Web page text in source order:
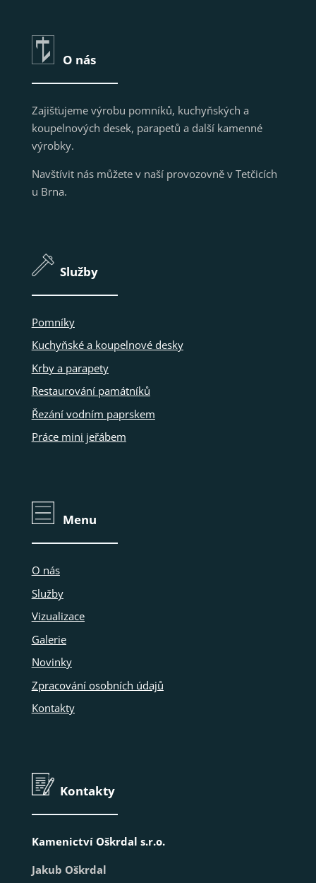
O nás
Zajišťujeme výrobu pomníků, kuchyňských a
koupelnových desek, parapetů a další kamenné
výrobky.
Navštívit nás můžete v naší provozovně v Tetčicích
u Brna.
Služby
Pomníky
Kuchyňské a koupelnové desky
Krby a parapety
Restaurování památníků
Řezání vodním paprskem
Práce mini jeřábem
Menu
O nás
Služby
Vizualizace
Galerie
Novinky
Zpracování osobních údajů
Kontakty
Kontakty
Kamenictví Oškrdal s.r.o.
Jakub Oškrdal